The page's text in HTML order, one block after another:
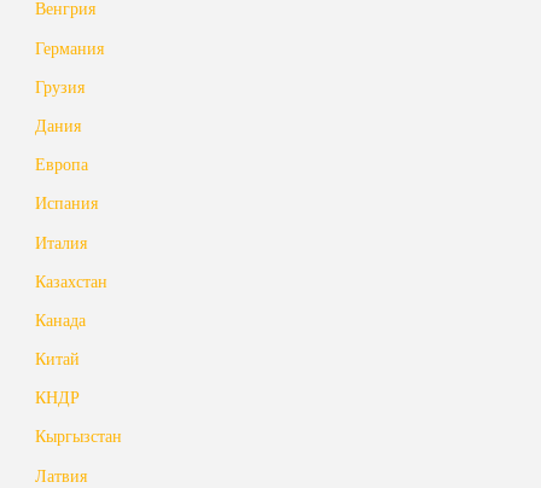
Венгрия
Германия
Грузия
Дания
Европа
Испания
Италия
Казахстан
Канада
Китай
КНДР
Кыргызстан
Латвия